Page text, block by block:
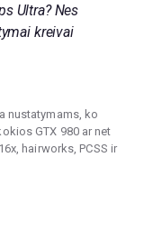
Ultra? Nes
kreivai
nustatymams, ko
GTX 980 ar net
hairworks, PCSS ir